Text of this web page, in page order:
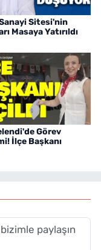
Sitesi'nin
Masaya Yatırıldı
Görev
İlçe Başkanı